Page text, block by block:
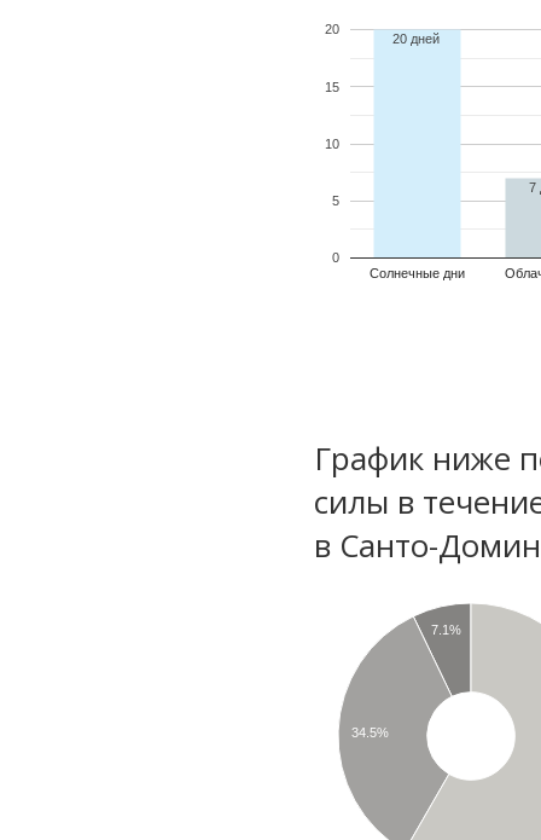
Солнечные дни
0
5
10
15
20
20 дней
7
График ниже
силы в
в Санто-
7.1%
34.5%